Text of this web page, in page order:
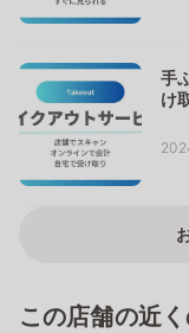
手
け
この店舗の近